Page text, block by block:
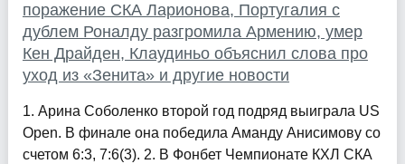
поражение СКА Ларионова, Португалия с
дублем Роналду разгромила Армению, умер
Кен Драйден, Клаудиньо объяснил слова про
уход из «Зенита» и другие новости
1. Арина Соболенко второй год подряд выиграла US
Open. В финале она победила Аманду Анисимову со
счетом 6:3, 7:6(3). 2. В Фонбет Чемпионате КХЛ СКА